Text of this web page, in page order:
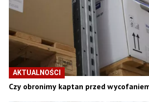
AKTUALNOŚCI
Czy obronimy kaptan przed